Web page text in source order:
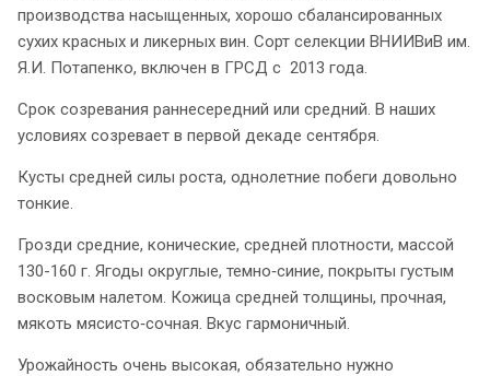
производства насыщенных, хорошо сбалансированных
сухих красных и ликерных вин. Сорт селекции ВНИИВиВ им.
Я.И. Потапенко, включен в ГРСД с 2013 года.
Срок созревания раннесередний или средний. В наших
условиях созревает в первой декаде сентября.
Кусты средней силы роста, однолетние побеги довольно
тонкие.
Грозди средние, конические, средней плотности, массой
130-160 г. Ягоды округлые, темно‑синие, покрыты густым
восковым налетом. Кожица средней толщины, прочная,
мякоть мясисто‑сочная. Вкус гармоничный.
Урожайность очень высокая, обязательно нужно